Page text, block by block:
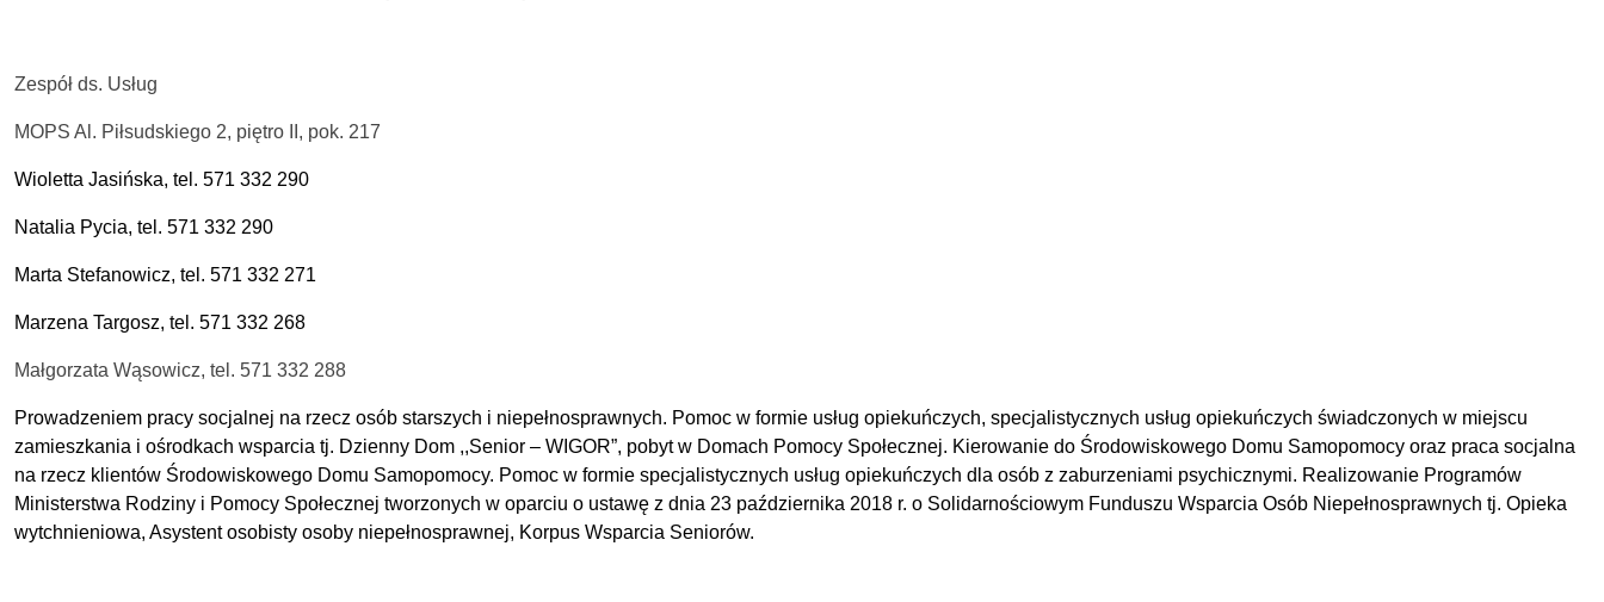
Zespół ds. Usług
MOPS Al. Piłsudskiego 2, piętro II, pok. 217
Wioletta Jasińska, tel. 571 332 290
Natalia Pycia, tel. 571 332 290
Marta Stefanowicz, tel. 571 332 271
Marzena Targosz, tel. 571 332 268
Małgorzata Wąsowicz, tel. 571 332 288
Prowadzeniem pracy socjalnej na rzecz osób starszych i niepełnosprawnych. Pomoc w formie usług opiekuńczych, specjalistycznych usług opiekuńczych świadczonych w miejscu
zamieszkania i ośrodkach wsparcia tj. Dzienny Dom ,,Senior – WIGOR”, pobyt w Domach Pomocy Społecznej. Kierowanie do Środowiskowego Domu Samopomocy oraz praca socjalna
na rzecz klientów Środowiskowego Domu Samopomocy. Pomoc w formie specjalistycznych usług opiekuńczych dla osób z zaburzeniami psychicznymi. Realizowanie Programów
Ministerstwa Rodziny i Pomocy Społecznej tworzonych w oparciu o ustawę z dnia 23 października 2018 r. o Solidarnościowym Funduszu Wsparcia Osób Niepełnosprawnych tj. Opieka
wytchnieniowa, Asystent osobisty osoby niepełnosprawnej, Korpus Wsparcia Seniorów.